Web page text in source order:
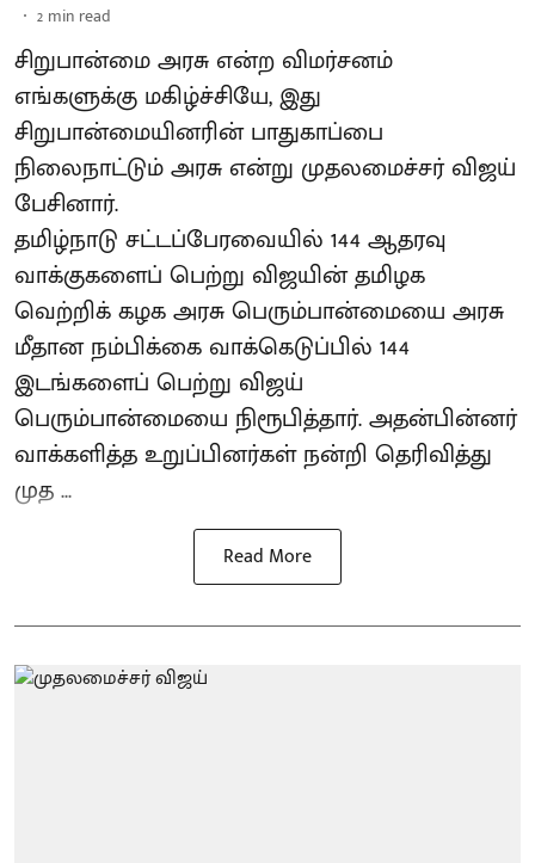
2 min read
சிறுபான்மை அரசு என்ற விமர்சனம்
எங்களுக்கு மகிழ்ச்சியே, இது
சிறுபான்மையினரின் பாதுகாப்பை
நிலைநாட்டும் அரசு என்று முதலமைச்சர் விஜய்
பேசினார்.
தமிழ்நாடு சட்டப்பேரவையில் 144 ஆதரவு
வாக்குகளைப் பெற்று விஜயின் தமிழக
வெற்றிக் கழக அரசு பெரும்பான்மையை அரசு
மீதான நம்பிக்கை வாக்கெடுப்பில் 144
இடங்களைப் பெற்று விஜய்
பெரும்பான்மையை நிரூபித்தார். அதன்பின்னர்
வாக்களித்த உறுப்பினர்கள் நன்றி தெரிவித்து
முத ...
Read More